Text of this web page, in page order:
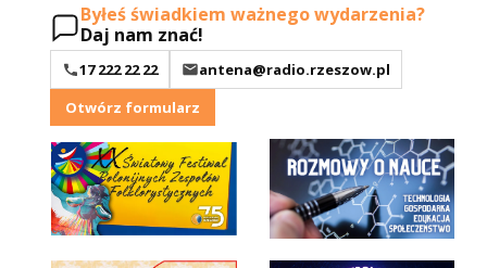
Byłeś świadkiem ważnego wydarzenia?
Daj nam znać!
17 222 22 22
antena@radio.rzeszow.pl
Otwórz formularz